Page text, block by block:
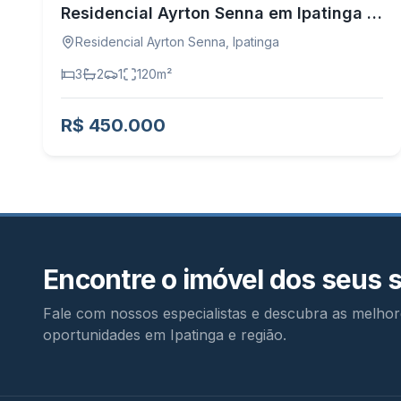
Residencial Ayrton Senna em Ipatinga -
MGResidencial Ayrton Senna Ipatinga
3 2 1 120m²
R$ 450.000
Encontre o imóvel dos seus
Fale com nossos especialistas e descubra as
oportunidades em Ipatinga e região.